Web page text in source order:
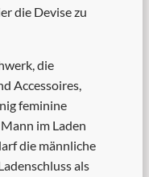
die Devise zu
die
Accessoires,
feminine
im Laden
die männliche
als